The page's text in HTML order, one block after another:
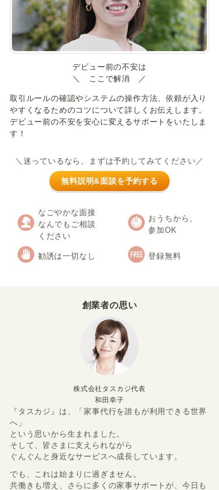
デビュー前の不安は
＼ ここで解消 ／
取引ルールの確認やシステムの操作方法、依頼が入り
やすくなるためのコツについて詳しくお伝えします。
デビュー前の不安を安心に変えるサポートをいたしま
す！
＼迷っているなら、まずは予約してみてください／
無料説明&面談を予約する
なごやかな面接
なんでもご相談
ください
おうちから、
参加OK
勧誘は一切なし 登録無料
創業者の思い
株式会社タスカジ代表
和田幸子
『タスカジ』は、「家事代行を誰もが利用できる世界
へ」
という思いから生まれました。
そして、皆さまに支えられながら
ぐんぐんと身近なサービスへ成長しています。
でも、これは始まりに過ぎません。
共働きも増え、さらに多くの家事サポートが、今日も